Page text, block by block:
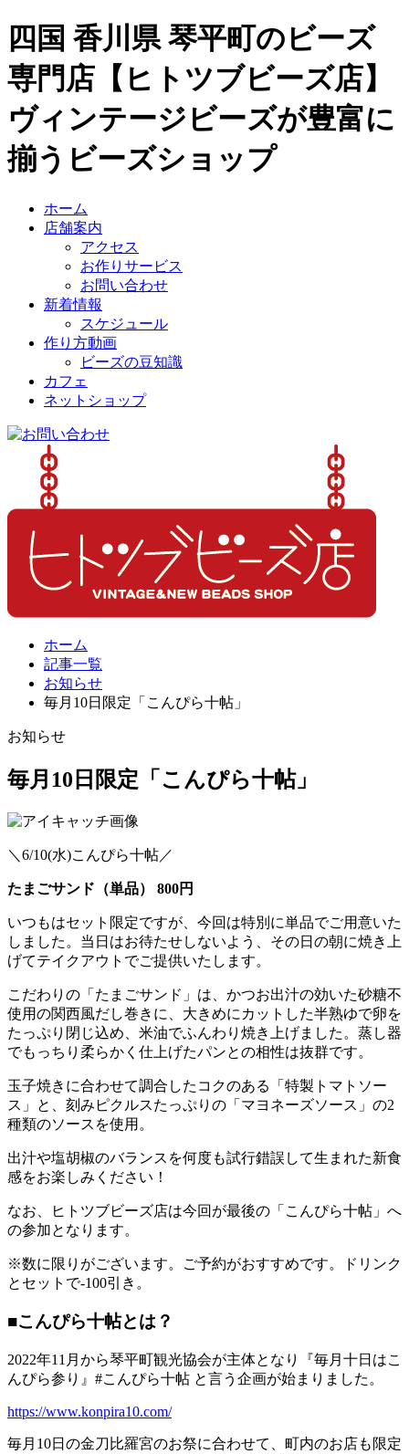
四国 香川県 琴平町のビーズ
専門店【ヒトツブビーズ店】
ヴィンテージビーズが豊富に
揃うビーズショップ
ホーム
店舗案内
アクセス
お作りサービス
お問い合わせ
新着情報
スケジュール
作り方動画
ビーズの豆知識
カフェ
ネットショップ
ホーム
記事一覧
お知らせ
毎月10日限定「こんぴら十帖」
お知らせ
毎月10日限定「こんぴら十帖」
＼6/10(水)こんぴら十帖／
たまごサンド（単品） 800円
いつもはセット限定ですが、今回は特別に単品でご用意いた
しました。当日はお待たせしないよう、その日の朝に焼き上
げてテイクアウトでご提供いたします。
こだわりの「たまごサンド」は、かつお出汁の効いた砂糖不
使用の関西風だし巻きに、大きめにカットした半熟ゆで卵を
たっぷり閉じ込め、米油でふんわり焼き上げました。蒸し器
でもっちり柔らかく仕上げたパンとの相性は抜群です。
玉子焼きに合わせて調合したコクのある「特製トマトソー
ス」と、刻みピクルスたっぷりの「マヨネーズソース」の2
種類のソースを使用。
出汁や塩胡椒のバランスを何度も試行錯誤して生まれた新食
感をお楽しみください！
なお、ヒトツブビーズ店は今回が最後の「こんぴら十帖」へ
の参加となります。
※数に限りがございます。ご予約がおすすめです。ドリンク
とセットで-100引き。
■こんぴら十帖とは？
2022年11月から琴平町観光協会が主体となり『毎月十日はこ
んぴら参り』#こんぴら十帖 と言う企画が始まりました。
https://www.konpira10.com/
毎月10日の金刀比羅宮のお祭に合わせて、町内のお店も限定